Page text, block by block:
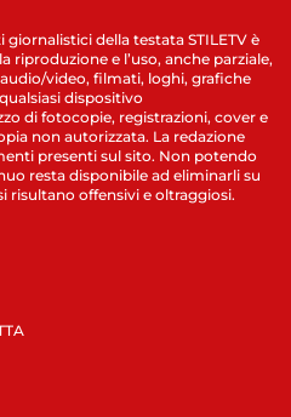
della testata STILETV è
riproduzione e l’uso, anche parziale,
video, filmati, loghi, grafiche
dispositivo
di fotocopie, registrazioni, cover e
non autorizzata. La redazione
presenti sul sito. Non potendo
resta disponibile ad eliminarli su
risultano offensivi e oltraggiosi.